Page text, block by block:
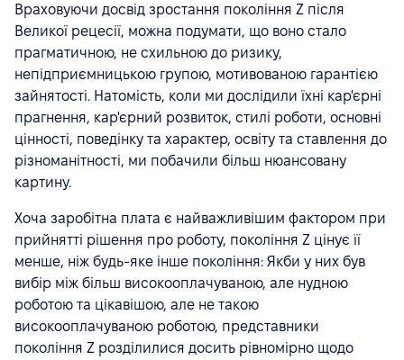
Враховуючи досвід зростання покоління Z після
Великої рецесії, можна подумати, що воно стало
прагматичною, не схильною до ризику,
непідприємницькою групою, мотивованою гарантією
зайнятості. Натомість, коли ми дослідили їхні кар'єрні
прагнення, кар'єрний розвиток, стилі роботи, основні
цінності, поведінку та характер, освіту та ставлення до
різноманітності, ми побачили більш нюансовану
картину.
Хоча заробітна плата є найважливішим фактором при
прийнятті рішення про роботу, покоління Z цінує її
менше, ніж будь-яке інше покоління: Якби у них був
вибір між більш високооплачуваною, але нудною
роботою та цікавішою, але не такою
високооплачуваною роботою, представники
покоління Z розділилися досить рівномірно щодо